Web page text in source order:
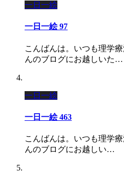
一日一絵
一日一絵 97
こんばんは。いつも理学
んのブログにお越しいた…
一日一絵
一日一絵 463
こんばんは。いつも理学
んのブログにお越しい…